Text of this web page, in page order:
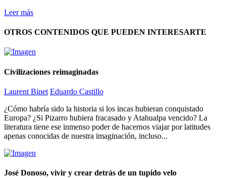
Leer más
OTROS CONTENIDOS QUE PUEDEN INTERESARTE
Civilizaciones reimaginadas
Laurent Binet Eduardo Castillo
¿Cómo habría sido la historia si los incas hubieran conquistado
Europa? ¿Si Pizarro hubiera fracasado y Atahualpa vencido? La
literatura tiene ese inmenso poder de hacernos viajar por latitudes
apenas conocidas de nuestra imaginación, incluso...
José Donoso, vivir y crear detrás de un tupido velo